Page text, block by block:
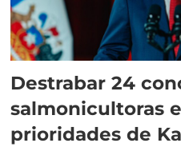
Destrabar 24
salmonicultoras
prioridades de